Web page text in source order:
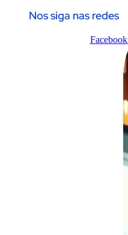
Nos siga nas redes
Facebook